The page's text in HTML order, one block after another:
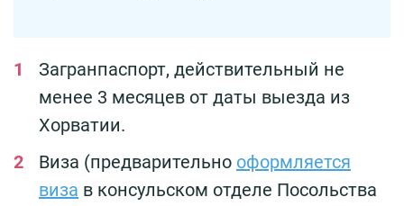
Загранпаспорт, действительный не
менее 3 месяцев от даты выезда из
Хорватии.
Виза (предварительно оформляется
виза в консульском отделе Посольства